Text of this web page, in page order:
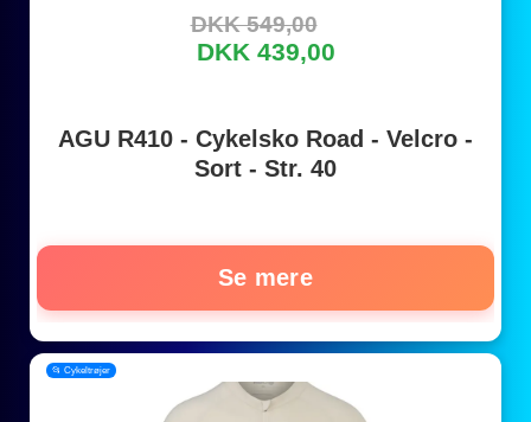
DKK 549,00
DKK 439,00
AGU R410 - Cykelsko Road - Velcro -
Sort - Str. 40
Se mere
📂 Cykeltrøjer